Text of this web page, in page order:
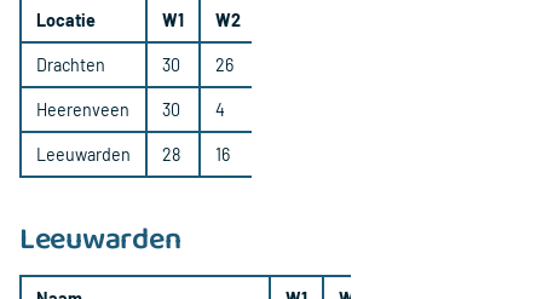
Locatie W1 W2
Drachten 30 26
Heerenveen 30 4
Leeuwarden 28 16
Leeuwarden